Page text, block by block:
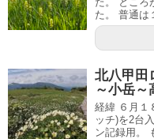
た。 普通は
北八甲田
～小岳～
経緯 ６月１
ッチ)を2台
ン記録用。